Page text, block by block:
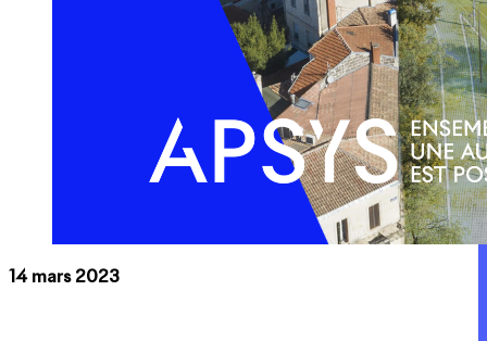
Apsys Brand Booster
14 mars 2023